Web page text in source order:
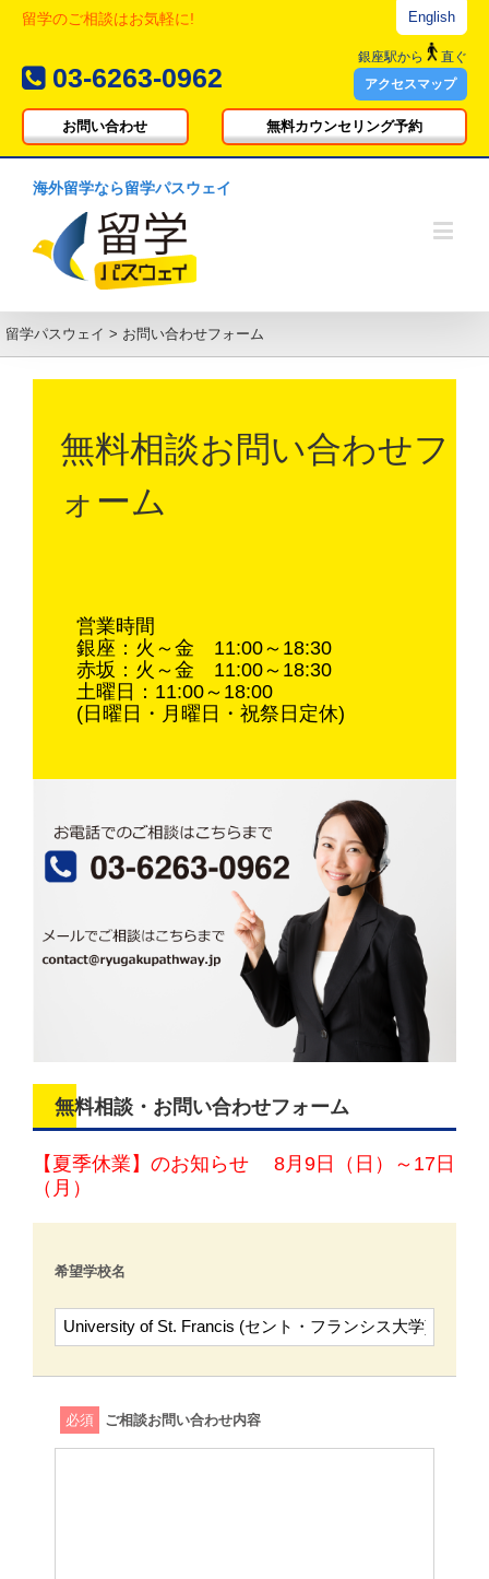
留学のご相談はお気軽に!
03-6263-0962
English
銀座駅から
直ぐ
アクセスマップ
お問い合わせ 無料カウンセリング予約
海外留学なら留学パスウェイ
留学パスウェイ > お問い合わせフォーム
無料相談お問い合わせフ
ォーム
営業時間
銀座：火～金 11:00～18:30
赤坂：火～金 11:00～18:30
土曜日：11:00～18:00
(日曜日・月曜日・祝祭日定休)
無料相談・お問い合わせフォーム
【夏季休業】のお知らせ 8月9日（日）～17日
（月）
希望学校名
必須 ご相談お問い合わせ内容